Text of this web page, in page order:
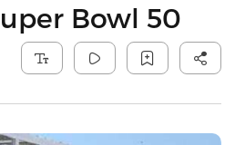
Bowl 50